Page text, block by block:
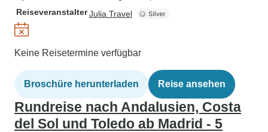
ReiseveranstalterJulia Travel
Keine Reisetermine verfügbar
Broschüre herunterladen Reise ansehen
Rundreise nach Andalusien, Costa
del Sol und Toledo ab Madrid - 5